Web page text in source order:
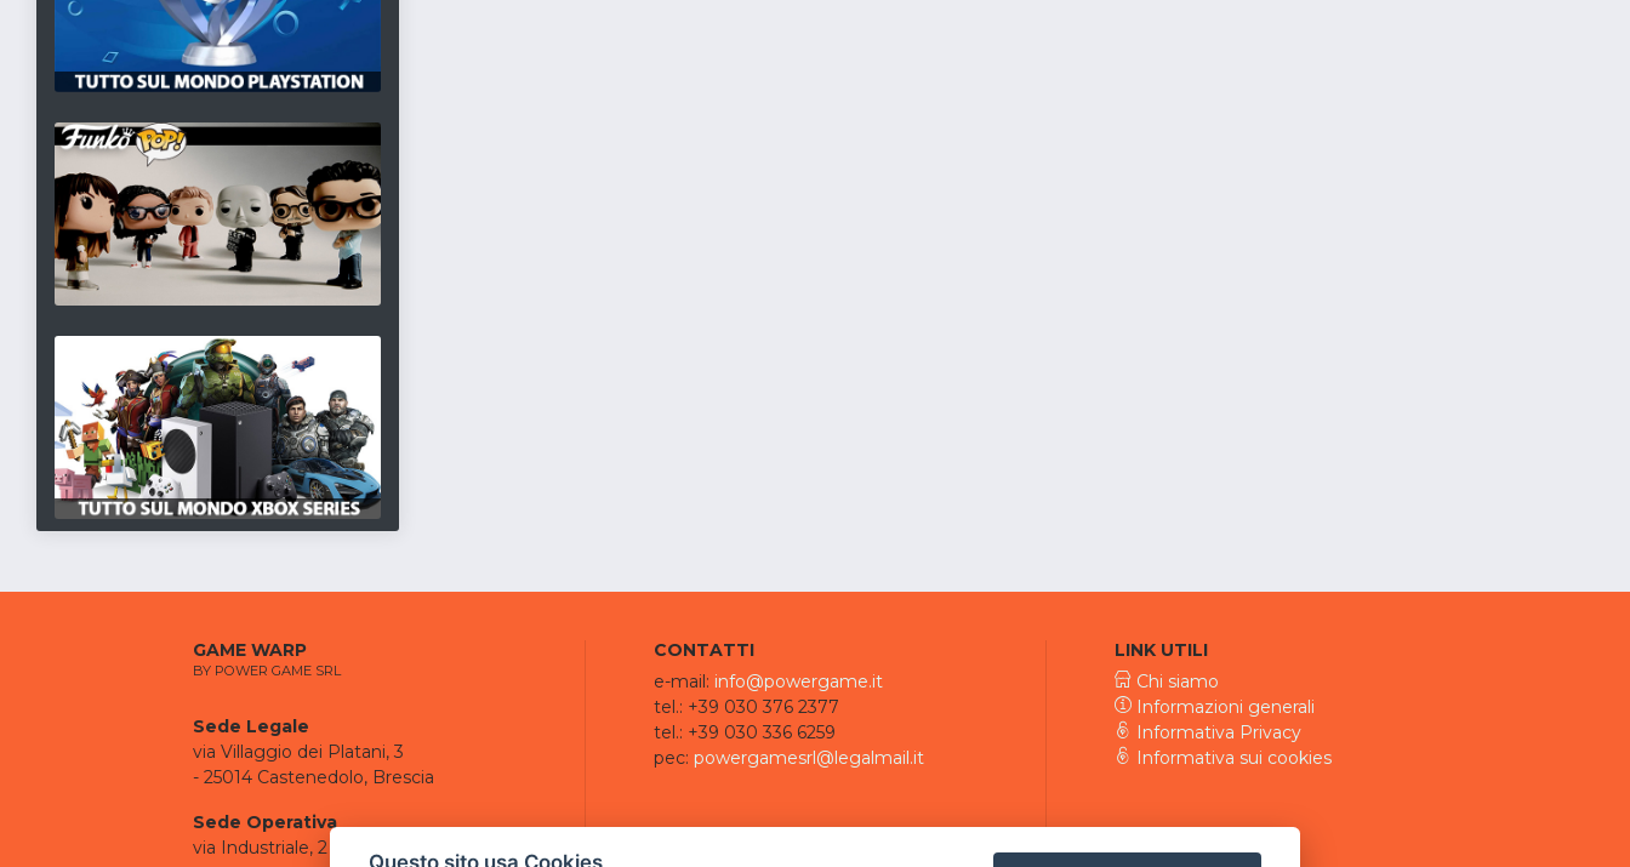
GAME WARP
BY POWER GAME SRL
Sede Legale
via Villaggio dei Platani, 3
- 25014 Castenedolo, Brescia
Sede Operativa
via Industriale, 2 - 25082 Botticino, BS
CONTATTI
e-mail: info@powergame.it
tel.: +39 030 376 2377
tel.: +39 030 336 6259
pec: powergamesrl@legalmail.it
LINK UTILI
Chi siamo
Informazioni generali
Informativa Privacy
Informativa sui cookies
Questo sito usa Cookies